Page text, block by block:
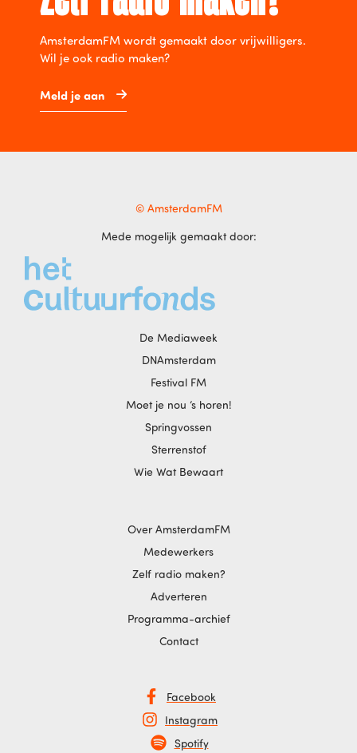
AmsterdamFM wordt gemaakt door vrijwilligers.
Wil je ook radio maken?
Meld je aan
© AmsterdamFM
Mede mogelijk gemaakt door:
De Mediaweek
DNAmsterdam
Festival FM
Moet je nou ‘s horen!
Springvossen
Sterrenstof
Wie Wat Bewaart
Over AmsterdamFM
Medewerkers
Zelf radio maken?
Adverteren
Programma-archief
Contact
Facebook
Instagram
Spotify